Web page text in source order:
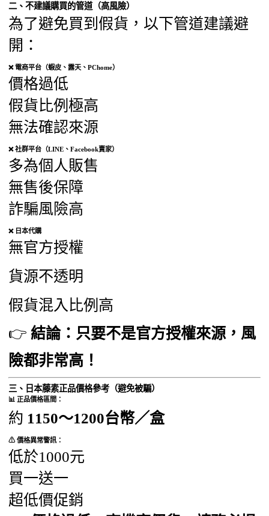
二、不建議購買的管道（高風險）
為了避免買到假貨，以下管道建議避
開：
❌ 電商平台（蝦皮、露天、PChome）
價格過低
假貨比例極高
無法確認來源
❌ 社群平台（LINE、Facebook賣家）
多為個人販售
無售後保障
詐騙風險高
❌ 日本代購
無官方授權
貨源不透明
假貨混入比例高
👉結論：只要不是官方授權來源，風
險都非常高！
三、日本藤素正品價格參考（避免被騙）
📊 正品價格區間：
約 1150～1200台幣／盒
⚠ 價格異常警訊：
低於1000元
買一送一
超低價促銷